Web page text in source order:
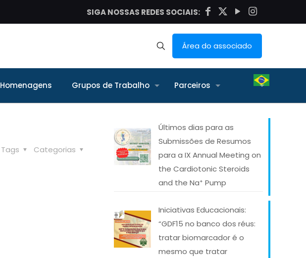
SIGA NOSSAS REDES SOCIAIS:
Área do associado
Homenagens Grupos de Trabalho Parceiros
Categorias
Tags
Últimos dias para as
Submissões de Resumos
para a IX Annual Meeting on
the Cardiotonic Steroids
and the Na⁺ Pump
Iniciativas Educacionais:
“GDF15 no banco dos réus:
tratar biomarcador é o
mesmo que tratar